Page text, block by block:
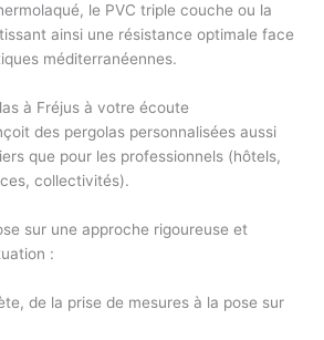
, le PVC triple couche ou la
ainsi une résistance optimale face
méditerranéennes.
à Fréjus à votre écoute
des pergolas personnalisées aussi
que pour les professionnels (hôtels,
collectivités).
sur une approche rigoureuse et
:
de la prise de mesures à la pose sur